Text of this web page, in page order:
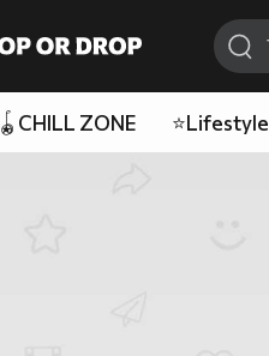
🪀CHILL ZONE ⭐Lifestyle